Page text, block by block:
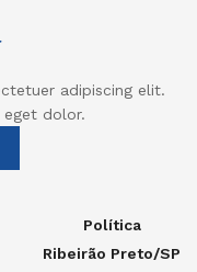
adipiscing elit.
eget dolor.
Política
Ribeirão Preto/SP